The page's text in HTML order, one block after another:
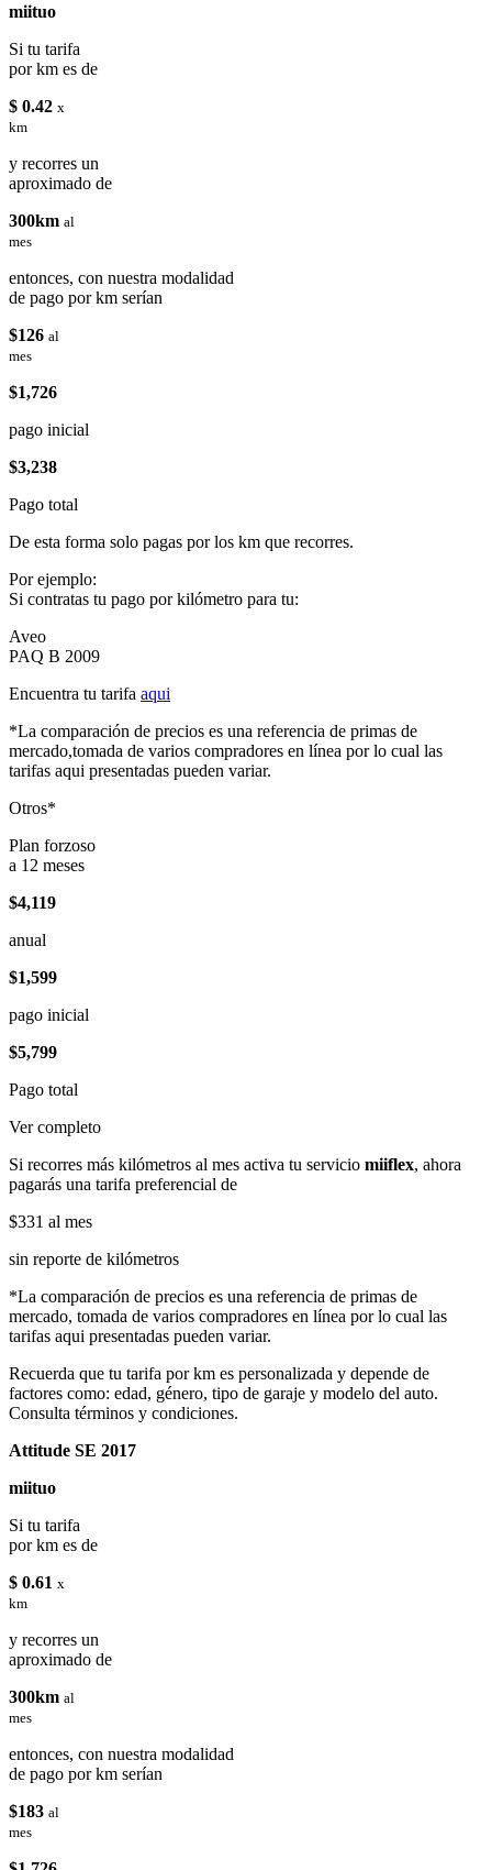
miituo
Si tu tarifa
por km es de
$ 0.42 x
km
y recorres un
aproximado de
300km al
mes
entonces, con nuestra modalidad
de pago por km serían
$126 al
mes
$1,726
pago inicial
$3,238
Pago total
De esta forma solo pagas por los km que recorres.
Por ejemplo:
Si contratas tu pago por kilómetro para tu:
Aveo
PAQ B 2009
Encuentra tu tarifa aqui
*La comparación de precios es una referencia de primas de
mercado,tomada de varios compradores en línea por lo cual las
tarifas aqui presentadas pueden variar.
Otros*
Plan forzoso
a 12 meses
$4,119
anual
$1,599
pago inicial
$5,799
Pago total
Ver completo
Si recorres más kilómetros al mes activa tu servicio miiflex, ahora
pagarás una tarifa preferencial de
$331 al mes
sin reporte de kilómetros
*La comparación de precios es una referencia de primas de
mercado, tomada de varios compradores en línea por lo cual las
tarifas aqui presentadas pueden variar.
Recuerda que tu tarifa por km es personalizada y depende de
factores como: edad, género, tipo de garaje y modelo del auto.
Consulta términos y condiciones.
Attitude SE 2017
miituo
Si tu tarifa
por km es de
$ 0.61 x
km
y recorres un
aproximado de
300km al
mes
entonces, con nuestra modalidad
de pago por km serían
$183 al
mes